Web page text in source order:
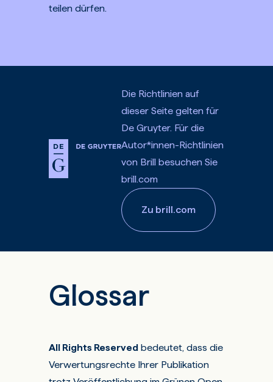
teilen dürfen.
Die Richtlinien auf
dieser Seite gelten für
De Gruyter. Für die
Autor*innen-Richtlinien
von Brill besuchen Sie
brill.com
Zu brill.com
Glossar
All Rights Reserved bedeutet, dass die
Verwertungsrechte Ihrer Publikation